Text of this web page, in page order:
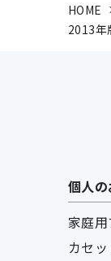
HOME
2013年
個人
家庭
カセ